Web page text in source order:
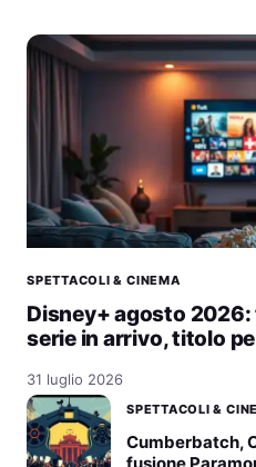
SPETTACOLI & CINEMA
Disney+ agosto
serie in arrivo, titolo
31 luglio 2026
SPETTACOLI &
Cumberbatch,